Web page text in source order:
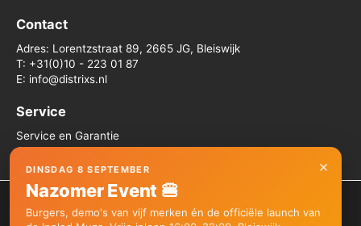
Contact
Adres: Lorentzstraat 89, 2665 JG, Bleiswijk
T: +31(0)10 - 223 01 87
E: info@distrixs.nl
Service
Service en Garantie
Algemene voorwaarden
We gebruiken cookies om je de beste ervaring op onze site te
bieden.
×
DINSDAG 8 SEPTEMBER
Nazomer Event 🍔
Burgers, demo's van vijf merken én de officiële launch van